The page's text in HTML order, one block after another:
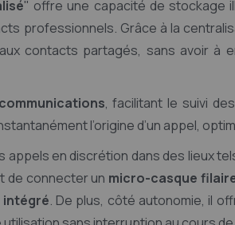
" offre une capacité de stockage
professionnels. Grâce à la
contacts partagés, sans avoir à
, facilitant le suivi
l’origine d’un appel,
appels en discrétion dans des lieux
de connecter un micro-casque
. De plus, côté autonomie, il